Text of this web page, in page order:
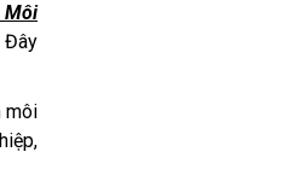
Môi
Đây
môi